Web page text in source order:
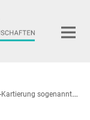
visuellen Signalverarbeitung beim Menschen